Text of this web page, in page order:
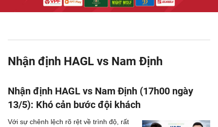
Nhận định HAGL vs Nam Định
Nhận định HAGL vs Nam Định (17h00 ngày
13/5): Khó cản bước đội khách
Với sự chênh lệch rõ rệt về trình độ, rất